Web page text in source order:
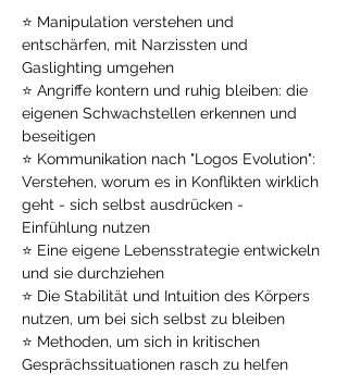
⭐ Manipulation verstehen und
entschärfen, mit Narzissten und
Gaslighting umgehen
⭐ Angriffe kontern und ruhig bleiben: die
eigenen Schwachstellen erkennen und
beseitigen
⭐ Kommunikation nach "Logos Evolution":
Verstehen, worum es in Konflikten wirklich
geht - sich selbst ausdrücken -
Einfühlung nutzen
⭐ Eine eigene Lebensstrategie entwickeln
und sie durchziehen
⭐ Die Stabilität und Intuition des Körpers
nutzen, um bei sich selbst zu bleiben
⭐ Methoden, um sich in kritischen
Gesprächssituationen rasch zu helfen